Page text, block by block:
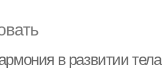
в развитии тела